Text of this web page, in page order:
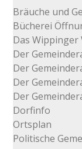
Bräuche und
Bücherei
Das Wippinger
Der
Der
Der
Der
Dorfinfo
Ortsplan
Politische